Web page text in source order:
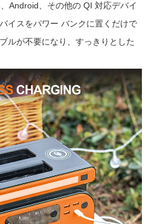
Android、その他の QI 対応デバイ
イスをパワー バンクに置くだけで
ルが不要になり、すっきりとした